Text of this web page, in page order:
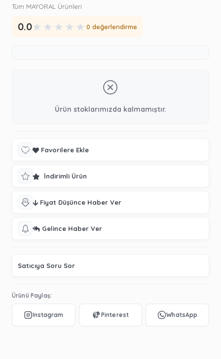
Tüm MAYORAL Ürünleri
0.0★ ★ ★ ★ ★ 0 değerlendirme
Ürün stoklarımızda kalmamıştır.
Favorilere Ekle
İndirimli Ürün
Fiyat Düşünce Haber Ver
Gelince Haber Ver
Satıcıya Soru Sor
Ürünü Paylaş: